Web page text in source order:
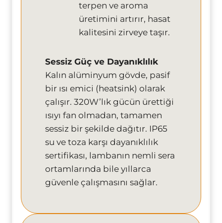
terpen ve aroma
üretimini artırır, hasat
kalitesini zirveye taşır.
Sessiz Güç ve Dayanıklılık
Kalın alüminyum gövde, pasif
bir ısı emici (heatsink) olarak
çalışır. 320W’lık gücün ürettiği
ısıyı fan olmadan, tamamen
sessiz bir şekilde dağıtır. IP65
su ve toza karşı dayanıklılık
sertifikası, lambanın nemli sera
ortamlarında bile yıllarca
güvenle çalışmasını sağlar.